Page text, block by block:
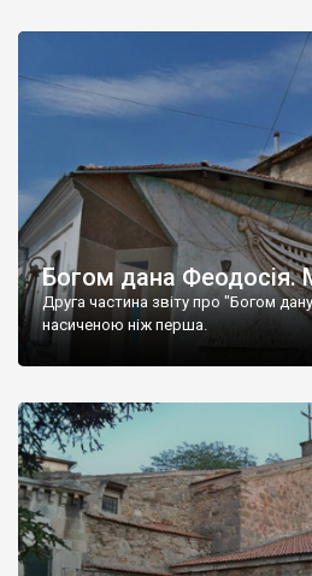
Богом дана Феодосія.
Друга частина звіту про "Богом
насиченою ніж перша.